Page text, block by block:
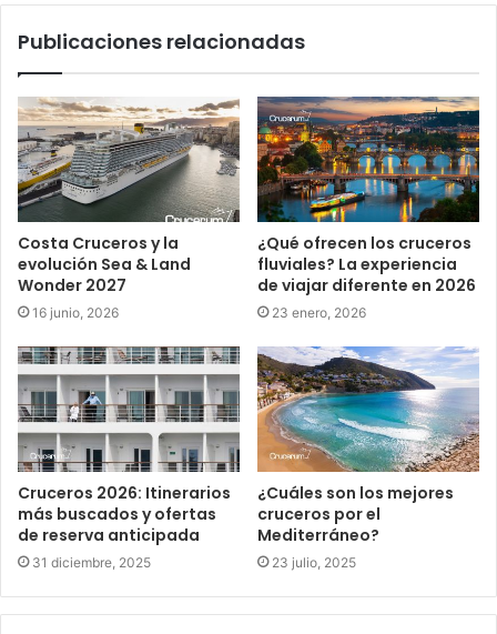
Publicaciones relacionadas
Costa Cruceros y la
evolución Sea & Land
Wonder 2027
16 junio, 2026
¿Qué ofrecen los cruceros
fluviales? La experiencia
de viajar diferente en 2026
23 enero, 2026
Cruceros 2026: Itinerarios
más buscados y ofertas
de reserva anticipada
31 diciembre, 2025
¿Cuáles son los mejores
cruceros por el
Mediterráneo?
23 julio, 2025